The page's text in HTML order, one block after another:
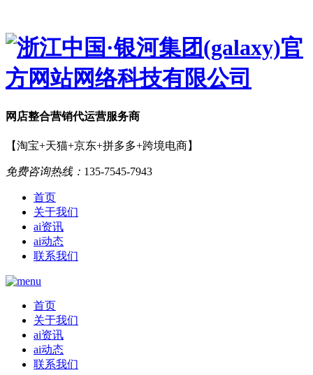
网店整合营销代运营服务商
【淘宝+天猫+京东+拼多多+跨境电商】
免费咨询热线： 135-7545-7943
首页
关于我们
ai资讯
ai动态
联系我们
首页
关于我们
ai资讯
ai动态
联系我们